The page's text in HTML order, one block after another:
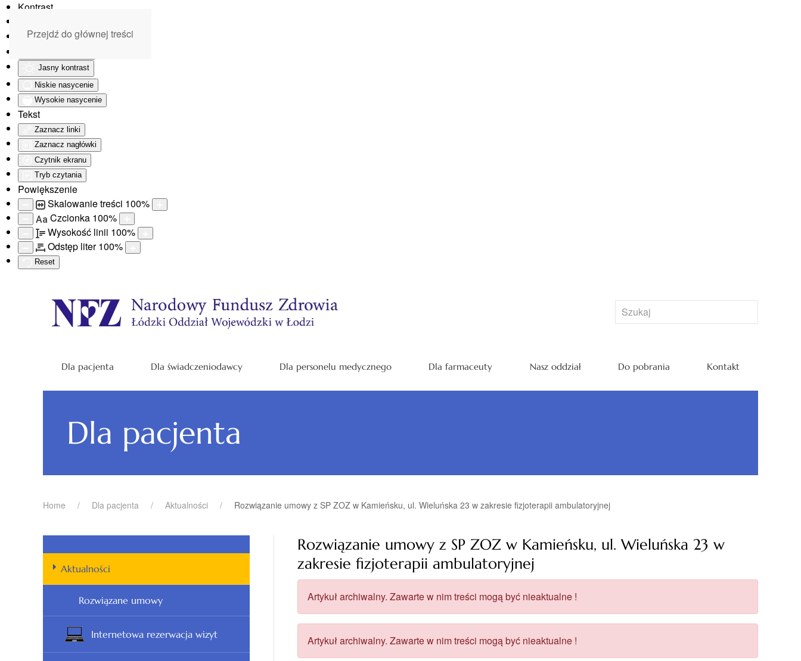
Kontrast
Monochromatyczny
Jasny kontrast
Niskie nasycenie
Wysokie nasycenie
Tekst
Zaznacz linki
Zaznacz nagłówki
Czytnik ekranu
Tryb czytania
Powiększenie
Skalowanie treści 100%
Aa Czcionka 100%
Wysokość linii 100%
Odstęp liter100%
Reset
Przejdź do głównej treści
Dla pacjenta Dla świadczeniodawcy Dla personelu medycznego Dla farmaceuty Nasz oddział Do pobrania Kontakt
Dla pacjenta
Home Dla pacjenta Aktualności Rozwiązanie umowy z SP ZOZ w Kamieńsku, ul. Wieluńska 23 w zakresie fizjoterapii ambulatoryjnej
Rozwiązanie umowy z SP ZOZ w Kamieńsku, ul. Wieluńska 23 w
zakresie fizjoterapii ambulatoryjnej
Artykuł archiwalny. Zawarte w nim treści mogą być nieaktualne !
Artykuł archiwalny. Zawarte w nim treści mogą być nieaktualne !
Aktualności
Rozwiązane umowy
Internetowa rezerwacja wizyt